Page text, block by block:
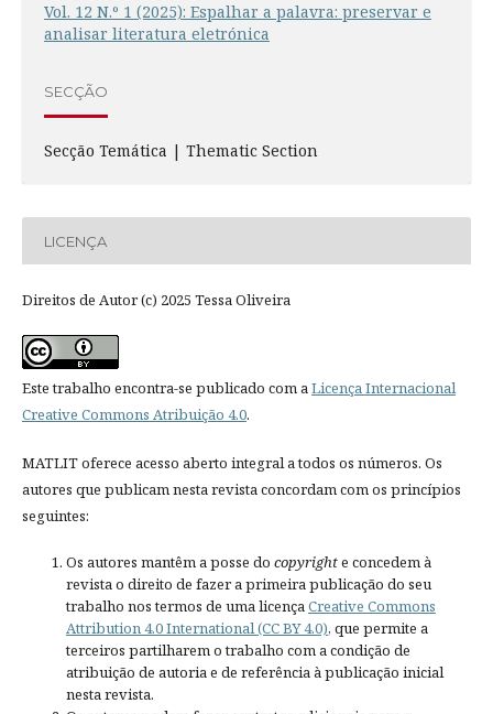
Vol. 12 N.º 1 (2025): Espalhar a palavra: preservar e
analisar literatura eletrónica
SECÇÃO
Secção Temática | Thematic Section
LICENÇA
Direitos de Autor (c) 2025 Tessa Oliveira
Este trabalho encontra-se publicado com aLicença Internacional
Creative Commons Atribuição 4.0.
MATLIT oferece acesso aberto integral a todos os números. Os
autores que publicam nesta revista concordam com os princípios
seguintes:
Os autores mantêm a posse do copyrighte concedem à
revista o direito de fazer a primeira publicação do seu
trabalho nos termos de uma licençaCreative Commons
Attribution 4.0 International (CC BY 4.0), que permite a
terceiros partilharem o trabalho com a condição de
atribuição de autoria e de referência à publicação inicial
nesta revista.